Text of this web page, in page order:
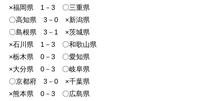
×福岡県 1－3 〇三重県
〇高知県 3－0 ×新潟県
〇島根県 3－1 ×茨城県
×石川県 1－3 〇和歌山県
×栃木県 0－3 〇愛知県
×大分県 0－3 〇岐阜県
〇京都府 3－0 ×千葉県
×熊本県 0－3 〇広島県